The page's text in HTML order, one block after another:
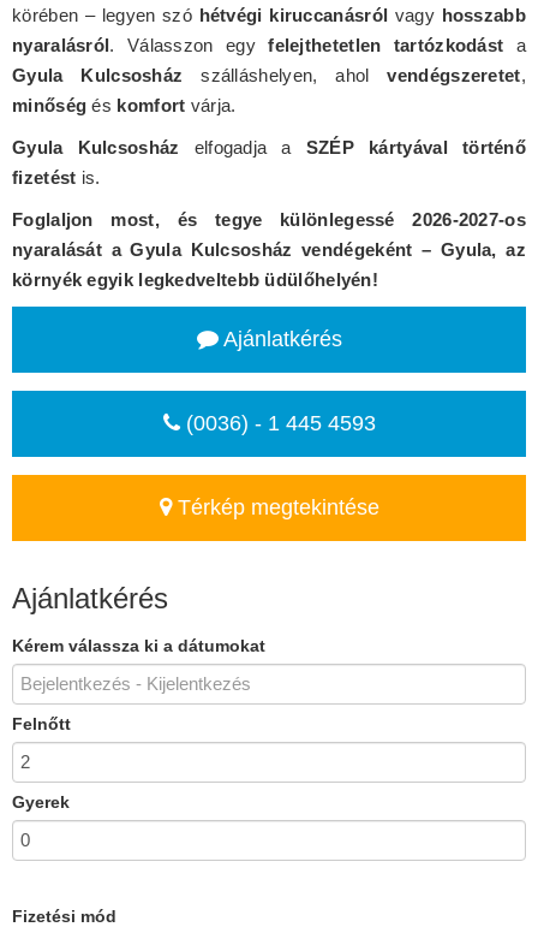
körében – legyen szó hétvégi kiruccanásról vagy hosszabb
nyaralásról. Válasszon egyfelejthetetlen tartózkodást a
Gyula Kulcsosház szálláshelyen, aholvendégszeretet,
minőség és komfort várja.
Gyula Kulcsosház elfogadja a SZÉP kártyával történő
fizetést is.
Foglaljon most, és tegye különlegessé 2026-2027-os
nyaralását a Gyula Kulcsosház vendégeként – Gyula, az
környék egyik legkedveltebb üdülőhelyén!
Ajánlatkérés
(0036) - 1 445 4593
Térkép megtekintése
Ajánlatkérés
Kérem válassza ki a dátumokat
Felnőtt
Gyerek
Fizetési mód